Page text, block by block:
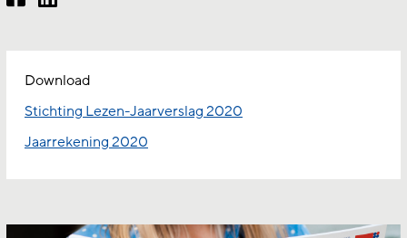
Download
Stichting Lezen-Jaarverslag 2020
Jaarrekening 2020